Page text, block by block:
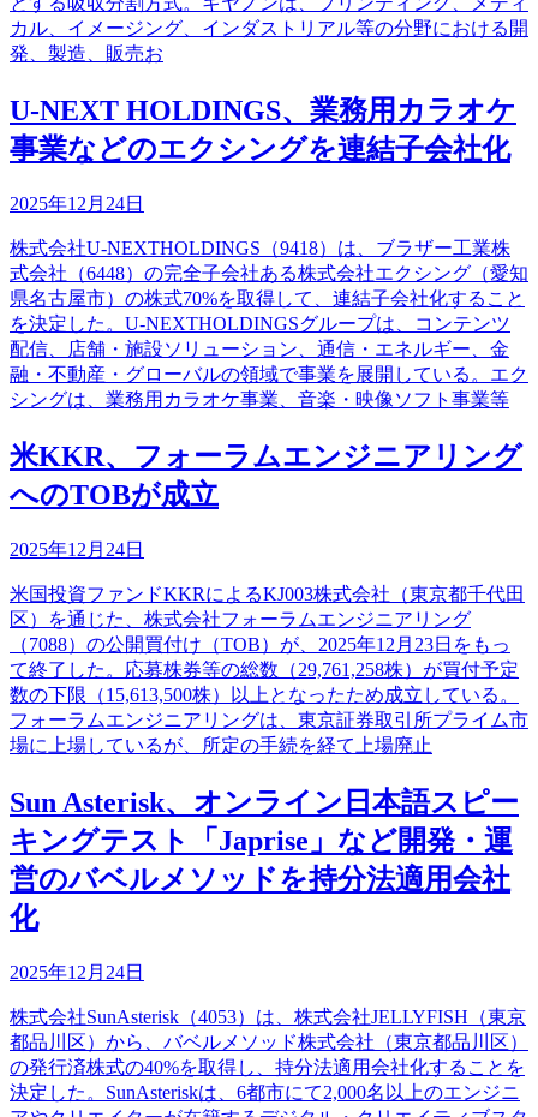
カル、イメージング、インダストリアル等の分野における開
発、製造、販売お
U-NEXT HOLDINGS、業務用カラオケ
事業などのエクシングを連結子会社化
2025年12月24日
株式会社U-NEXTHOLDINGS（9418）は、ブラザー工業株
式会社（6448）の完全子会社ある株式会社エクシング（愛知
県名古屋市）の株式70%を取得して、連結子会社化すること
を決定した。U-NEXTHOLDINGSグループは、コンテンツ
配信、店舗・施設ソリューション、通信・エネルギー、金
融・不動産・グローバルの領域で事業を展開している。エク
シングは、業務用カラオケ事業、音楽・映像ソフト事業等
米KKR、フォーラムエンジニアリング
へのTOBが成立
2025年12月24日
米国投資ファンドKKRによるKJ003株式会社（東京都千代田
区）を通じた、株式会社フォーラムエンジニアリング
（7088）の公開買付け（TOB）が、2025年12月23日をもっ
て終了した。応募株券等の総数（29,761,258株）が買付予定
数の下限（15,613,500株）以上となったため成立している。
フォーラムエンジニアリングは、東京証券取引所プライム市
場に上場しているが、所定の手続を経て上場廃止
Sun Asterisk、オンライン日本語スピー
キングテスト「Japrise」など開発・運
営のバベルメソッドを持分法適用会社
化
2025年12月24日
株式会社SunAsterisk（4053）は、株式会社JELLYFISH（東京
都品川区）から、バベルメソッド株式会社（東京都品川区）
の発行済株式の40%を取得し、持分法適用会社化することを
決定した。SunAsteriskは、6都市にて2,000名以上のエンジニ